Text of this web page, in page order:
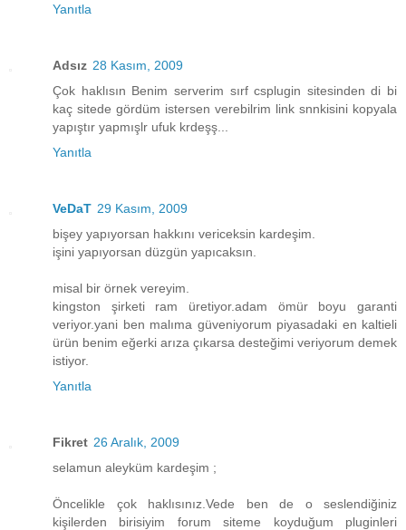
Yanıtla
Adsız 28 Kasım, 2009
Çok haklısın Benim serverim sırf csplugin sitesinden di bi
kaç sitede gördüm istersen verebilrim link snnkisini kopyala
yapıştır yapmışlr ufuk krdeşş...
Yanıtla
VeDaT 29 Kasım, 2009
bişey yapıyorsan hakkını vericeksin kardeşim.
işini yapıyorsan düzgün yapıcaksın.
misal bir örnek vereyim.
kingston şirketi ram üretiyor.adam ömür boyu garanti
veriyor.yani ben malıma güveniyorum piyasadaki en kaltieli
ürün benim eğerki arıza çıkarsa desteğimi veriyorum demek
istiyor.
Yanıtla
Fikret 26 Aralık, 2009
selamun aleyküm kardeşim ;
Öncelikle çok haklısınız.Vede ben de o seslendiğiniz
kişilerden birisiyim forum siteme koyduğum pluginleri